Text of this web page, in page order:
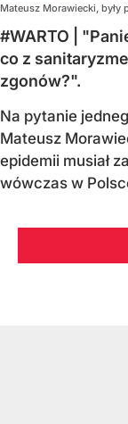
Mateusz Morawiecki, były
#WARTO |
co z
zgonów?".
Na pytanie
Mateusz
epidemii musiał
wówczas w